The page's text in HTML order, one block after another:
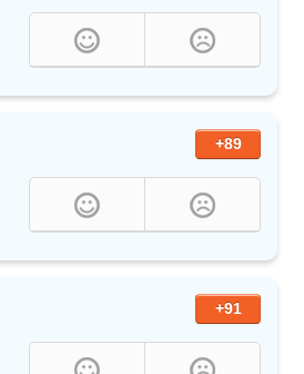
+89
+91